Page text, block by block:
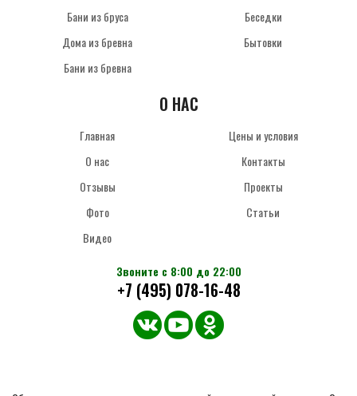
Бани из бруса
Дома из бревна
Бани из бревна
Беседки
Бытовки
О НАС
Главная
О нас
Отзывы
Фото
Видео
Цены и условия
Контакты
Проекты
Статьи
Звоните с 8:00 до 22:00
+7 (495) 078-16-48